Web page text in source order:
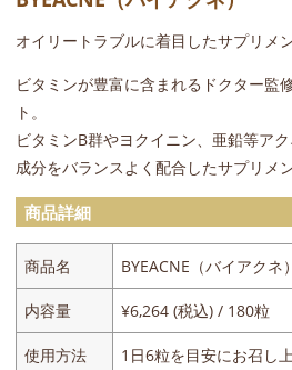
オイリートラブルに着目したサプリメ
ビタミンが豊富に含まれるドクター監
ト。
ビタミンB群やヨクイニン、亜鉛等ア
成分をバランスよく配合したサプリメン
商品詳細
商品名 BYEACNE（バイアクネ）
内容量 ¥6,264 (税込) / 180粒
使用方法 1日6粒を目安にお召し